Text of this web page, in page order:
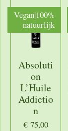
Vegan|100%
natuurlijk
Absoluti
on
L’Huile
Addictio
n
€ 75,00